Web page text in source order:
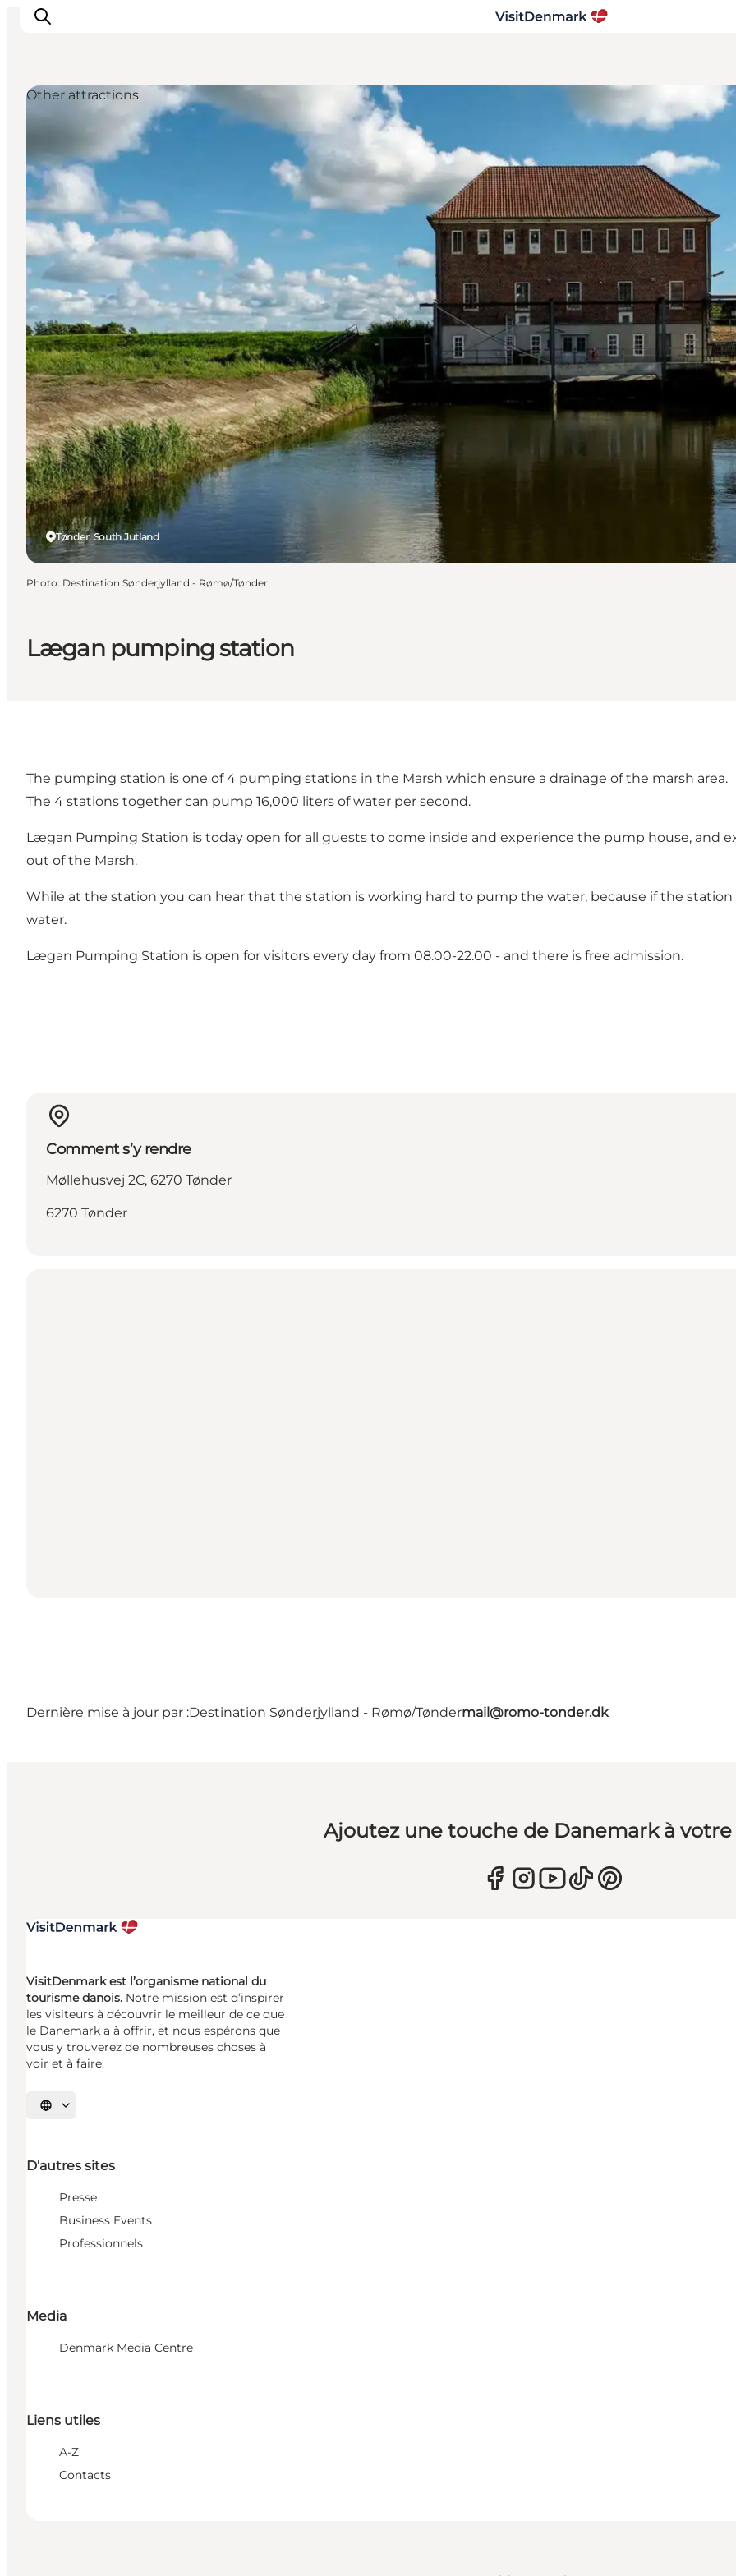
Inspirations
Destinations
Quoi faire
Hébergements
Planifiez votre voyage
Lægan pumping station
Tønder, South Jutland
Other attractions
Photo: Destination Sønderjylland - Rømø/Tønder
The pumping station is one of 4 pumping stations in the Marsh which ensure a drainage of the marsh area.
The 4 stations together can pump 16,000 liters of water per second.
Lægan Pumping Station is today open for all guests to come inside and experience the pump house, and
out of the Marsh.
While at the station you can hear that the station is working hard to pump the water, because if the
water.
Lægan Pumping Station is open for visitors every day from 08.00-22.00 - and there is free admission.
Comment s’y rendre
Møllehusvej 2C, 6270 Tønder
6270 Tønder
Dernière mise à jour par :Destination Sønderjylland - Rømø/Tøndermail@romo-tonder.dk
Ajoutez une touche de Danemark à
VisitDenmark est l’organisme national du
tourisme danois. Notre mission est d’inspirer
les visiteurs à découvrir le meilleur de ce que
le Danemark a à offrir, et nous espérons que
vous y trouverez de nombreuses choses à
voir et à faire.
Choisissez la langue
D'autres sites
Presse
Business Events
Professionnels
Media
Denmark Media Centre
Liens utiles
A-Z
Contacts